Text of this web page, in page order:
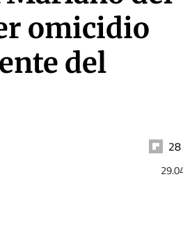
omicidio
del
28